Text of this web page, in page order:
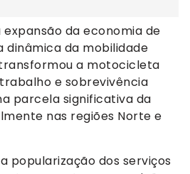
expansão da economia de
dinâmica da mobilidade
a motocicleta
e sobrevivência
parcela significativa da
nas regiões Norte e
popularização dos serviços